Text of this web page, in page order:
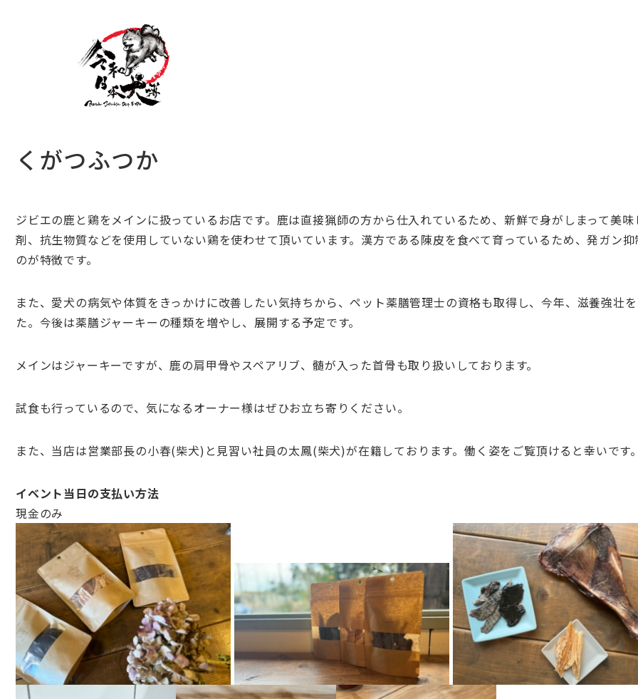
くがつふつか
ジビエの鹿と鶏をメインに扱っているお店です。鹿は直接猟師の方から仕入れているため、新鮮で身がしまって美
剤、抗生物質などを使用していない鶏を使わせて頂いています。漢方である陳皮を食べて育っているため、発ガン
のが特徴です。
また、愛犬の病気や体質をきっかけに改善したい気持ちから、ペット薬膳管理士の資格も取得し、今年、滋養強
た。今後は薬膳ジャーキーの種類を増やし、展開する予定です。
メインはジャーキーですが、鹿の肩甲骨やスペアリブ、髄が入った首骨も取り扱いしております。
試食も行っているので、気になるオーナー様はぜひお立ち寄りください。
また、当店は営業部長の小春(柴犬)と見習い社員の太鳳(柴犬)が在籍しております。働く姿をご覧頂けると幸いです
イベント当日の支払い方法
現金のみ